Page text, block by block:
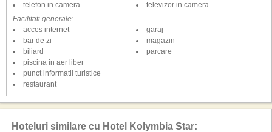
telefon in camera
televizor in camera
Facilitati generale:
acces internet
bar de zi
biliard
garaj
magazin
parcare
piscina in aer liber
punct informatii turistice
restaurant
Hoteluri similare cu Hotel Kolymbia Star: